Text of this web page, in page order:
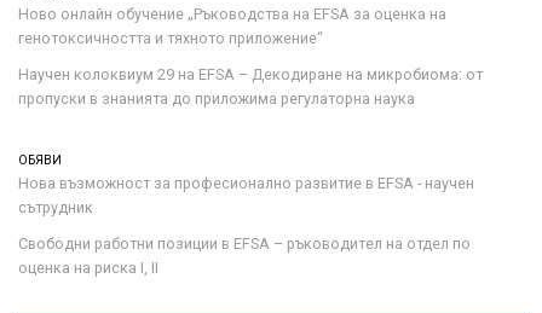
Ново онлайн обучение „Ръководства на ЕFSA за оценка на
генотоксичността и тяхното приложение“
Научен колоквиум 29 на EFSA – Декодиране на микробиома: от
пропуски в знанията до приложима регулаторна наука
ОБЯВИ
Нова възможност за професионално развитие в EFSA - научен
сътрудник
Свободни работни позиции в EFSA – ръководител на отдел по
оценка на риска I, II